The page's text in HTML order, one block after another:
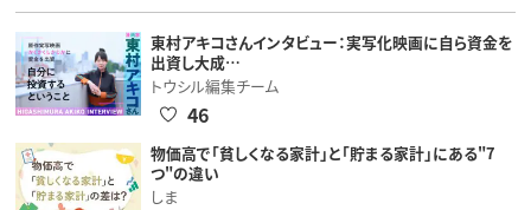
東村アキコさんインタビュー：実写化映画に自ら資金を
出資し大成…
トウシル編集チーム
46
物価高で「貧しくなる家計」と「貯まる家計」にある"7
つ"の違い
しま